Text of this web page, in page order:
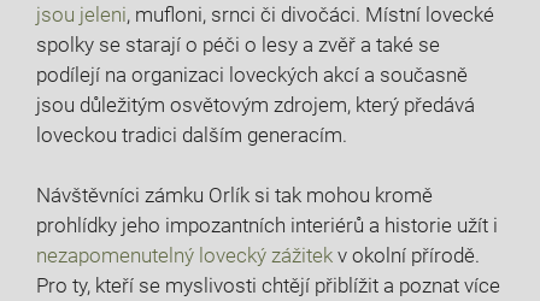
jsou jeleni, mufloni, srnci či divočáci. Místní lovecké
spolky se starají o péči o lesy a zvěř a také se
podílejí na organizaci loveckých akcí a současně
jsou důležitým osvětovým zdrojem, který předává
loveckou tradici dalším generacím.
Návštěvníci zámku Orlík si tak mohou kromě
prohlídky jeho impozantních interiérů a historie užít i
nezapomenutelný lovecký zážitek v okolní přírodě.
Pro ty, kteří se myslivosti chtějí přiblížit a poznat více